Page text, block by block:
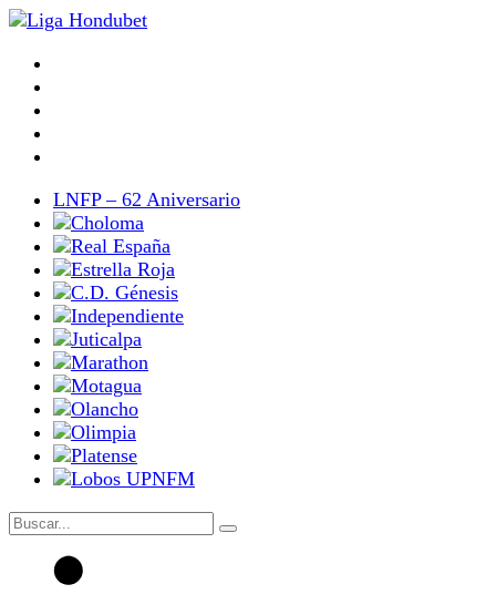
LNFP – 62 Aniversario